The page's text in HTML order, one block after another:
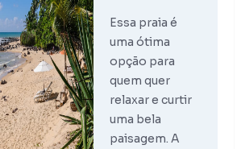
Essa praia é
uma ótima
opção para
quem quer
relaxar e curtir
uma bela
paisagem. A